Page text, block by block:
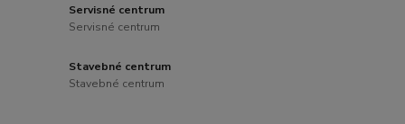
Servisné centrum
Servisné centrum
Stavebné centrum
Stavebné centrum